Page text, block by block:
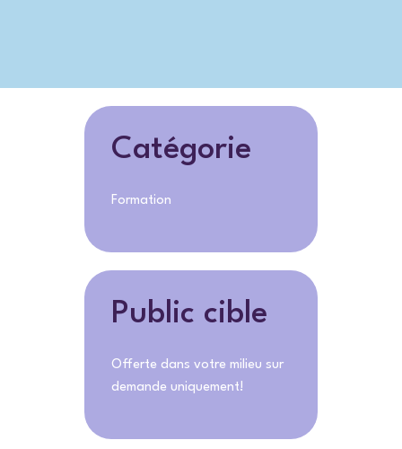
Catégorie
Formation
Public cible
Offerte dans votre milieu sur
demande uniquement!